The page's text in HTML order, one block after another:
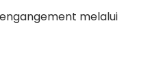
melalui